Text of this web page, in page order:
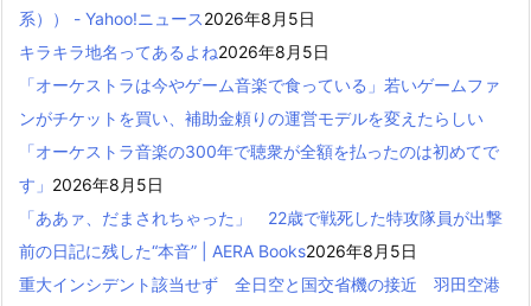
系）） - Yahoo!ニュース2026年8月5日
キラキラ地名ってあるよね2026年8月5日
「オーケストラは今やゲーム音楽で食っている」若いゲームファ
ンがチケットを買い、補助金頼りの運営モデルを変えたらしい
「オーケストラ音楽の300年で聴衆が全額を払ったのは初めてで
す」 2026年8月5日
「ああァ、だまされちゃった」 22歳で戦死した特攻隊員が出撃
前の日記に残した“本音” | AERA Books2026年8月5日
重大インシデント該当せず 全日空と国交省機の接近 羽田空港